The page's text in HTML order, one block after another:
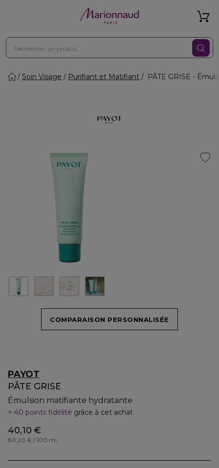
Soin Visage Purifiant et Matifiant PÂTE GRISE -
COMPARAISON PERSONNALISÉE
PAYOT
PÂTE GRISE
Émulsion matifiante hydratante
40 points fidélité grâce à cet achat
40,10 €
80,20 € / 100 ml